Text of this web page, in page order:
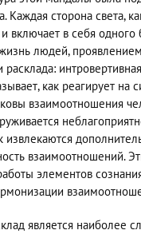
Каждая сторона света,
включает в себя
людей,
расклада:
как реагирует на
взаимоотношения
извлекаются
взаимоотношений.
элементов
является